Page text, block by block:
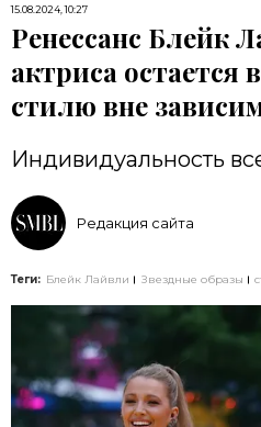
15.08.2024, 10:27
Ренессанс Блейк
актриса остается
стилю вне
Индивидуальность
Редакция сайта
Теги: Блейк Лайвли Звездные образы